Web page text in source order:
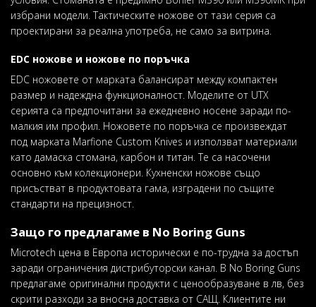
избрани модели. Тактическите ножове от тази серия са
проектирани за реална употреба, не само за витрина.
EDC ножове и ножове по поръчка
EDC ножовете от марката балансират между компактен
размер и надеждна функционалност. Moделите от UTX
серията са предпочитани за ежедневно носене заради по-
малкия им профил. Ножовете по поръчка се произвеждат
под марката Marfione Custom Knives и използват материали
като дамаска стомана, карбон и титан. Те са насочени
основно към колекционери. Кухненски ножове също
присъстват в продуктовата гама, изградени по същите
стандарти на прецизност.
Защо го предлагаме в No Boring Guns
Microtech цена в Европа исторически е по-трудна за достъп
заради ограничения дистрибуторски канал. В No Boring Guns
предлагаме оригинални продукти с ценообразуване в лв, без
скрити разходи за вносна доставка от САЩ. Клиентите ни